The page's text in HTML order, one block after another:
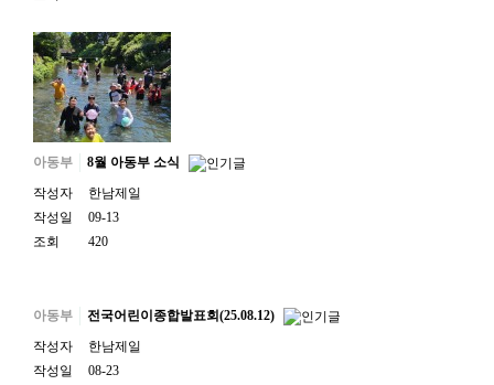
아동부
8월 아동부 소식
작성자
한남제일
작성일
09-13
조회
420
아동부
전국어린이종합발표회(25.08.12)
작성자
한남제일
작성일
08-23